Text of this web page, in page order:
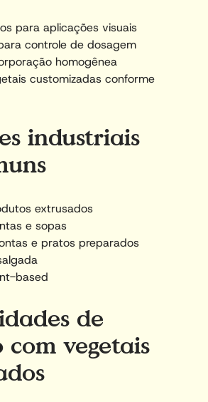
para aplicações visuais
controle de dosagem
homogênea
customizadas conforme
industriais
extrusados
e sopas
e pratos preparados
based
de
vegetais